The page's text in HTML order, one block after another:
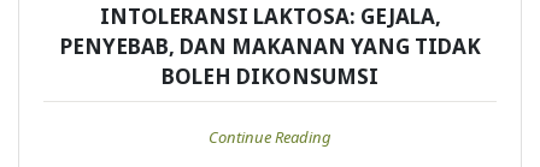
INTOLERANSI LAKTOSA: GEJALA,
PENYEBAB, DAN MAKANAN YANG TIDAK
BOLEH DIKONSUMSI
Continue Reading